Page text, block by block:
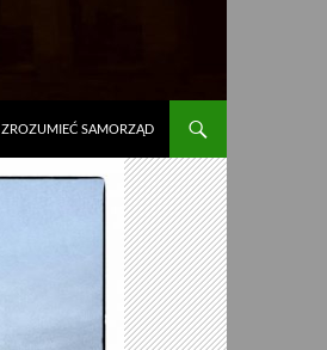
ZROZUMIEĆ SAMORZĄD